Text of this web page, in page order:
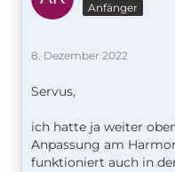
Anfänger
8. Dezember 2022
Servus,
ich hatte ja weiter
Anpassung am
funktioniert auch in